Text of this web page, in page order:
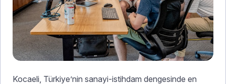
Kocaeli, Türkiye’nin sanayi-istihdam dengesinde en